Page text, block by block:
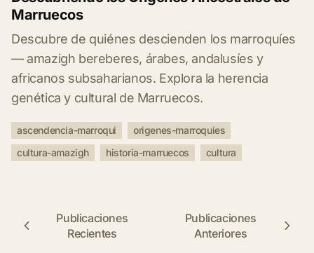
Marruecos
Descubre de quiénes descienden los marroquíes
— amazigh bereberes, árabes, andalusíes y
africanos subsaharianos. Explora la herencia
genética y cultural de Marruecos.
ascendencia-marroqui
origenes-marroquies
cultura-amazigh
historia-marruecos cultura
Publicaciones
Recientes
Publicaciones
Anteriores